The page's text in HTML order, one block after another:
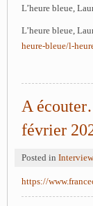
L’heure bleue,
L’heure bleue,
heure-bleue/l-
A
février
Posted in Interview
https://